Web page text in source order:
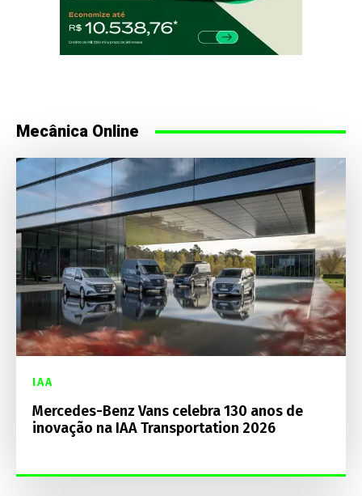
Mecânica Online
IAA
Mercedes-Benz Vans celebra 130 anos de
inovação na IAA Transportation 2026